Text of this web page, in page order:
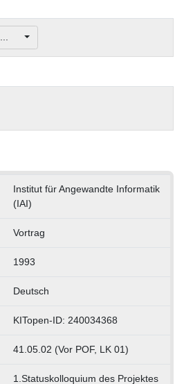
...
Institut für Angewandte Informatik
(IAI)
Vortrag
1993
Deutsch
KITopen-ID: 240034368
41.05.02 (Vor POF, LK 01)
1.Statuskolloquium des Projektes